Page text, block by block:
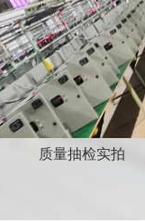
质量抽检实拍